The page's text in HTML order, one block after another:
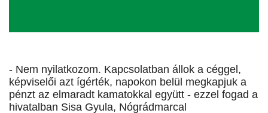
- Nem nyilatkozom. Kapcsolatban állok a céggel,
képviselői azt ígérték, napokon belül megkapjuk a
pénzt az elmaradt kamatokkal együtt - ezzel fogad a
hivatalban Sisa Gyula, Nógrádmarcal